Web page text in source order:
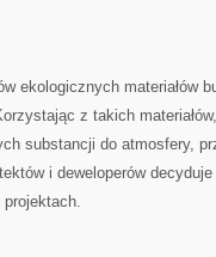
ekologicznych materiałów
z takich
substancji ⁤do atmosfery,
i deweloperów⁣